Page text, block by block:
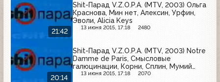
21:42
Shit-Парад V.Z.O.P.A. (MTV, 2003) Ольга
Краснова, Мин нет, Алексин, Урфин,
Эволи, Alicia Keys
13 июня 2015, 17:18 2480
20:14
Shit-Парад V.Z.O.P.A. (MTV, 2003) Notre
Damme de Paris, Смысловые
галюцинации, Корни, Сплин, Мумий
Тролль
13 июня 2015, 17:18 2070